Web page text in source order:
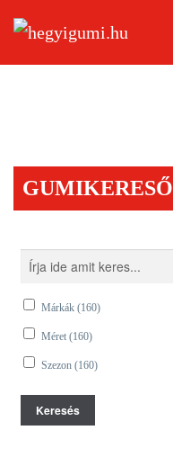
GUMIKERESŐ
Márkák (160)
Méret (160)
Szezon (160)
Keresés